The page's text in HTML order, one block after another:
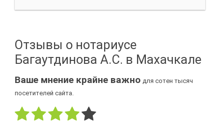
Отзывы о нотариусе
Багаутдинова А.С. в Махачкале
Ваше мнение крайне важно для сотен тысяч
посетителей сайта.